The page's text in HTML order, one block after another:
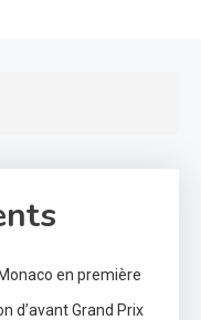
en première
d’avant Grand Prix